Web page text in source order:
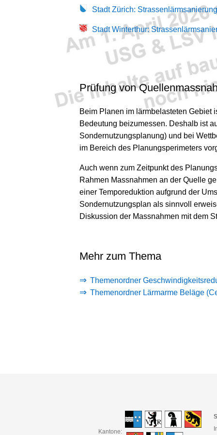
Stadt Zürich: Strassenlärmsanierung
Stadt Winterthur:
Prüfung von
Beim Planen im lärmbelasteten Gebiet
Bedeutung beizumessen. Deshalb ist
Sondernutzungsplanung) und bei
im Bereich des Planungsperimeters
Auch wenn zum Zeitpunkt des
Rahmen Massnahmen an der Quelle
einer Temporeduktion aufgrund der
Sondernutzungsplan als sinnvoll
Diskussion der Massnahmen mit dem
Mehr zum Thema
Themenordner
Themenordner Lärmarme Beläge
Kantone: